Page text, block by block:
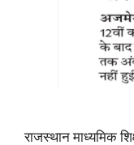
राजस्थान माध्यमिक